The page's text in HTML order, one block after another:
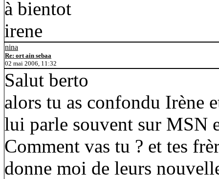
à bientot
irene
nina
Re: ort ain sebaa
02 mai 2006, 11:32
Salut berto
alors tu as confondu Irène
lui parle souvent sur MSN
Comment vas tu ? et tes
donne moi de leurs